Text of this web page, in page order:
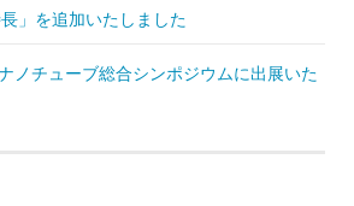
」を追加いたしました
ノチューブ総合シンポジウムに出展いた